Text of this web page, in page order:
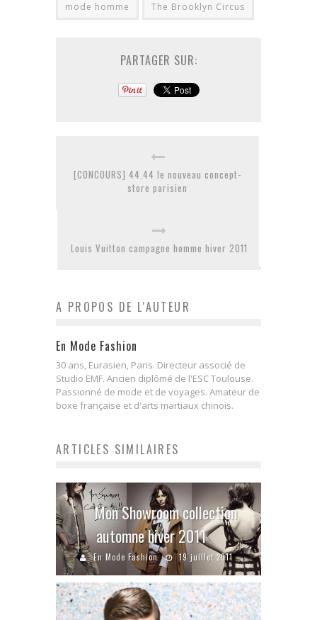
mode homme The Brooklyn Circus
PARTAGER SUR:
[CONCOURS] 44.44 le nouveau concept-
store parisien
Louis Vuitton campagne homme hiver 2011
A PROPOS DE L'AUTEUR
En Mode Fashion
30 ans, Eurasien, Paris. Directeur associé de
Studio EMF. Ancien diplômé de l'ESC Toulouse.
Passionné de mode et de voyages. Amateur de
boxe française et d'arts martiaux chinois.
ARTICLES SIMILAIRES
Mon Showroom collection
automne hiver 2011
En Mode Fashion 19 juillet 2011